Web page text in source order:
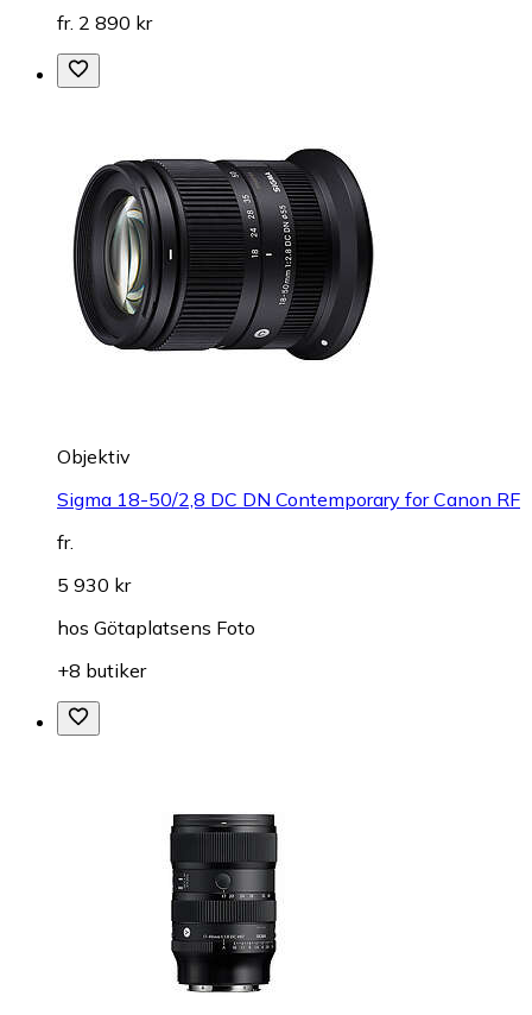
fr. 2 890 kr
Objektiv
Sigma 18-50/2,8 DC DN Contemporary for Canon RF
fr.
5 930 kr
hos Götaplatsens Foto
+8 butiker